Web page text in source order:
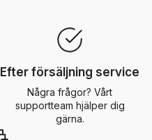
Efter försäljning service
Några frågor? Vårt
supportteam hjälper dig
gärna.